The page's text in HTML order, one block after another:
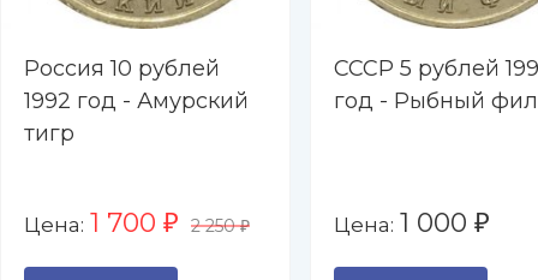
Россия 10 рублей
1992 год - Амурский
тигр
Цена: 1 700 ₽ 2 250₽
СССР 5 рублей
год - Рыбный
Цена: 1 000 ₽